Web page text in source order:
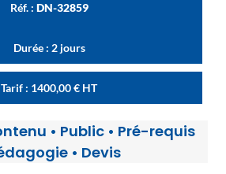
Réf. : DN-32859
Durée : 2 jours
Tarif : 1400,00€ HT
• Public • Pré-requis
• Devis